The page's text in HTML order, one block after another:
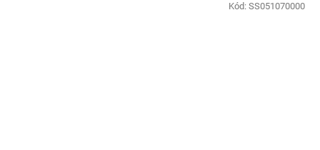
Kód: SS051070000